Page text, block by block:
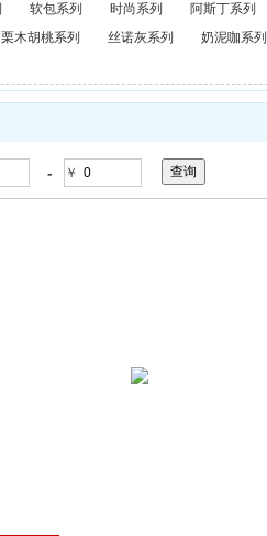
软包系列 时尚系列 阿斯丁系列
栗木胡桃系列 丝诺灰系列 奶泥咖系列
- ￥